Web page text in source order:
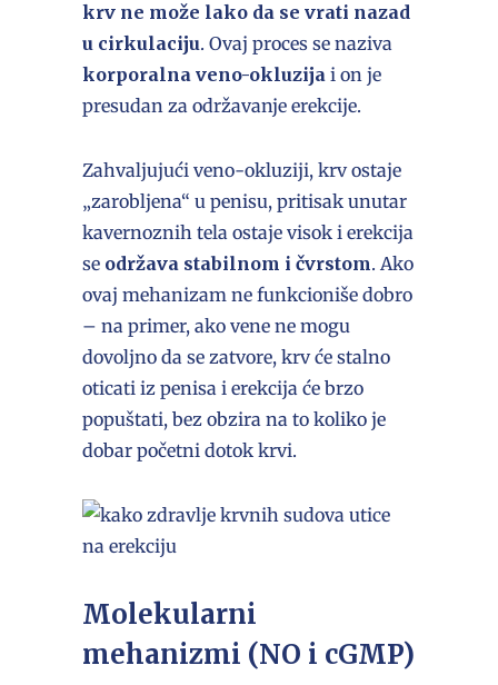
krv ne može lako da se vrati nazad
u cirkulaciju. Ovaj proces se naziva
korporalna veno-okluzija i on je
presudan za održavanje erekcije.
Zahvaljujući veno-okluziji, krv ostaje
„zarobljena“ u penisu, pritisak unutar
kavernoznih tela ostaje visok i erekcija
se održava stabilnom i čvrstom. Ako
ovaj mehanizam ne funkcioniše dobro
– na primer, ako vene ne mogu
dovoljno da se zatvore, krv će stalno
oticati iz penisa i erekcija će brzo
popuštati, bez obzira na to koliko je
dobar početni dotok krvi.
Molekularni
mehanizmi (NO i cGMP)